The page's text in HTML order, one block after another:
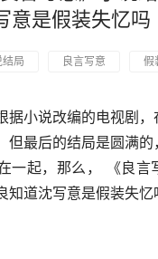
意是假装失忆吗
局 良言写意 假
据小说改编的电视剧
但最后的结局是圆满
一起，那么， 《良言
知道沈写意是假装失